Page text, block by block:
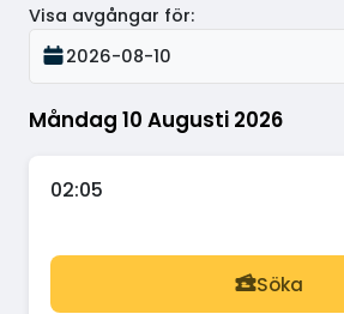
Måndag 10 Augusti 2026
Visa avgångar för:
2026-08-10
02:05
Söka